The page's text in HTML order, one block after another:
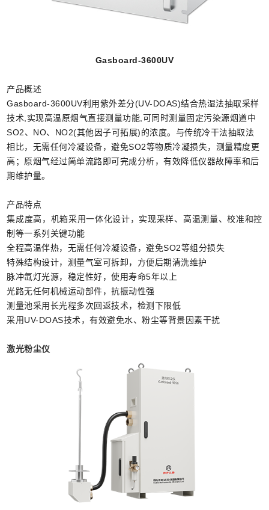
Gasboard-3600UV
产品概述
Gasboard-3600UV利用紫外差分(UV-DOAS)结合热湿法抽取采样
技术,实现高温原烟气直接测量功能,可同时测量固定污染源烟道中
SO2、NO、NO2(其他因子可拓展)的浓度。与传统冷干法抽取法
相比，无需任何冷凝设备，避免SO2等物质冷凝损失，测量精度更
高；原烟气经过简单流路即可完成分析，有效降低仪器故障率和后
期维护量。
产品特点
集成度高，机箱采用一体化设计，实现采样、高温测量、校准和控
制等一系列关键功能
全程高温伴热，无需任何冷凝设备，避免SO2等组分损失
特殊结构设计，测量气室可拆卸，方便后期清洗维护
脉冲氙灯光源，稳定性好，使用寿命5年以上
光路无任何机械运动部件，抗振动性强
测量池采用长光程多次回返技术，检测下限低
采用UV-DOAS技术，有效避免水、粉尘等背景因素干扰
激光粉尘仪